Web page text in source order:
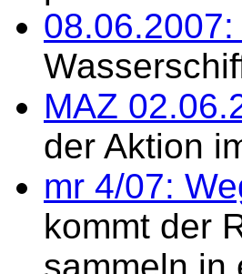
MAZ
der Aktion
mr 4/07:
kommt der
sammeln in